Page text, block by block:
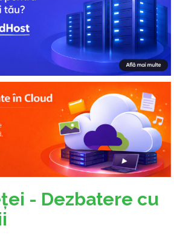
- Dezbatere cu